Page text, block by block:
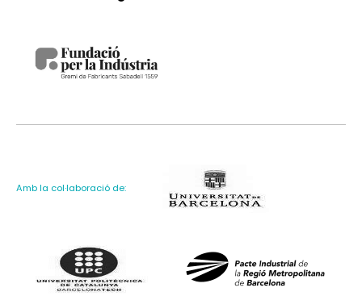
Amb la col·laboració de: